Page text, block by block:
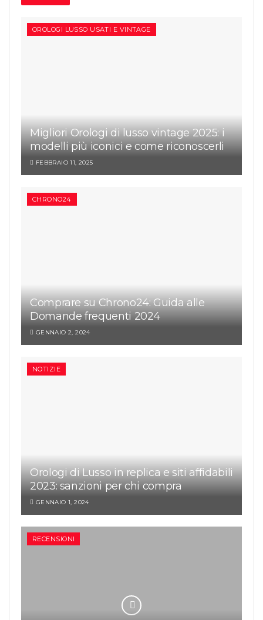
OROLOGI LUSSO USATI E VINTAGE
Migliori Orologi di lusso vintage 2025: i
modelli più iconici e come riconoscerli
FEBBRAIO 11, 2025
CHRONO24
Comprare su Chrono24: Guida alle
Domande frequenti 2024
GENNAIO 2, 2024
NOTIZIE
Orologi di Lusso in replica e siti affidabili
2023: sanzioni per chi compra
GENNAIO 1, 2024
RECENSIONI